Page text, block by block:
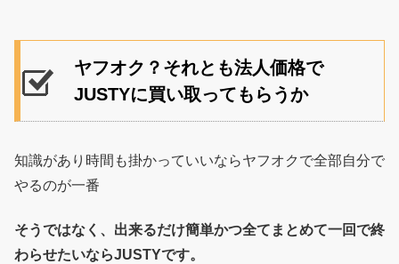
ヤフオク？それとも法人価格で
JUSTYに買い取ってもらうか
知識があり時間も掛かっていいならヤフオクで全部自分で
やるのが一番
そうではなく、出来るだけ簡単かつ全てまとめて一回で終
わらせたいならJUSTYです。